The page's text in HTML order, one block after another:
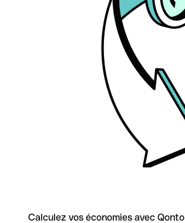
Calculez vos économies avec Qonto